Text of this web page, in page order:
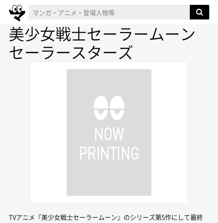
美少女戦士セーラームーン
セーラースターズ
TVアニメ『美少女戦士セーラームーン』のシリーズ第5作にして最終